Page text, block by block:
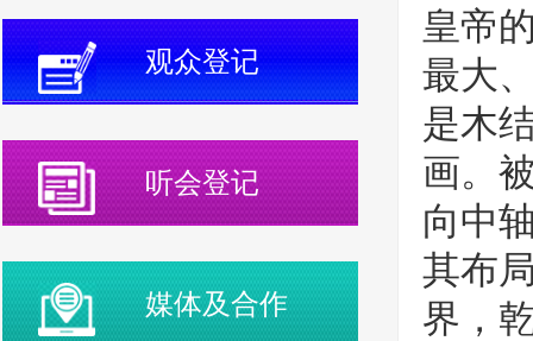
观众登记
听会登记
媒体及合作
皇帝
最大
是木
画。
向中
其布
界，